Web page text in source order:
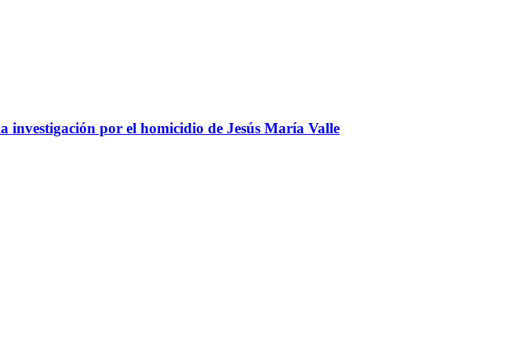
por el homicidio de Jesús María Valle